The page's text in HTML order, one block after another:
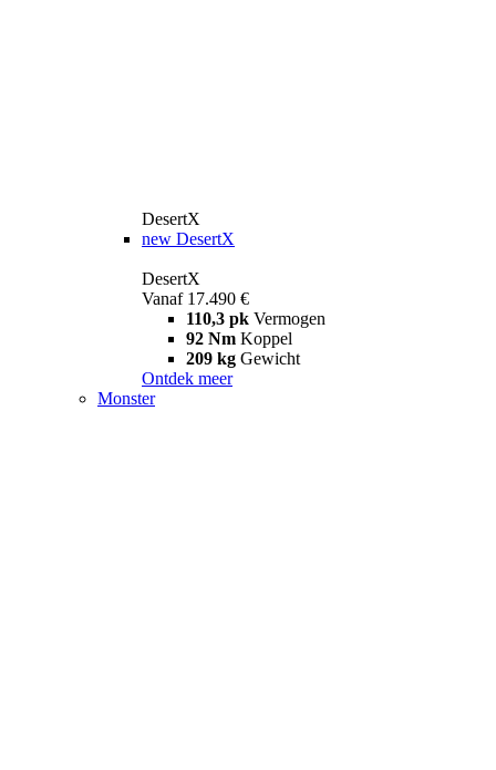
DesertX
new DesertX
DesertX
Vanaf 17.490 €
110,3 pk Vermogen
92 Nm Koppel
209 kg Gewicht
Ontdek meer
Monster